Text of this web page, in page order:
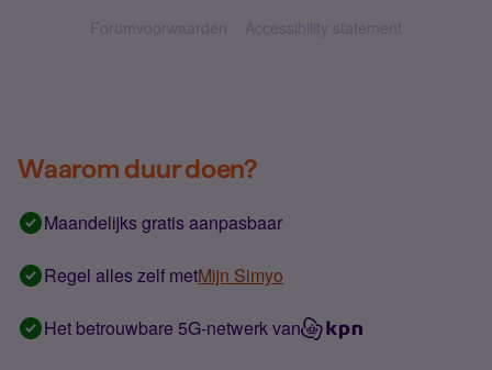
Forumvoorwaarden Accessibility statement
Waarom duur doen?
Maandelijks gratis aanpasbaar
Regel alles zelf metMijn Simyo
Het betrouwbare 5G-netwerk van